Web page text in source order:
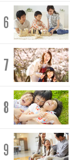
6
7
8
9